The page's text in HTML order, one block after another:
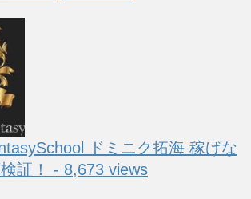
ドミニク拓海 稼げな
証！ - 8,673 views